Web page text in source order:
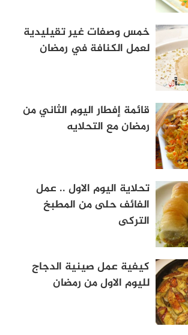
خمس وصفات غير تقيليدية
لعمل الكنافة في رمضان
قائمة إفطار اليوم الثاني من
رمضان مع التحلايه
تحلاية اليوم الاول .. عمل
الفائف حلى من المطبخ
التركى
كيفية عمل صينية الدجاج
لليوم الاول من رمضان